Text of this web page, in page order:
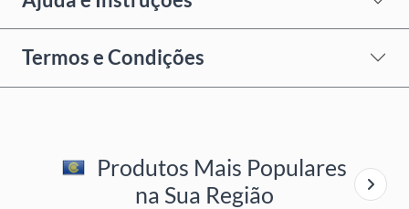
Termos e Condições
Produtos Mais Populares
na Sua Região